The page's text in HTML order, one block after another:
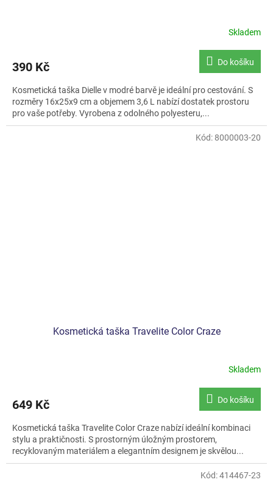
Skladem
390 Kč Do košíku
Kosmetická taška Dielle v modré barvě je ideální pro cestování. S
rozměry 16x25x9 cm a objemem 3,6 L nabízí dostatek prostoru
pro vaše potřeby. Vyrobena z odolného polyesteru,...
Kosmetická taška Travelite Color Craze
Skladem
649 Kč Do košíku
Kosmetická taška Travelite Color Craze nabízí ideální kombinaci
stylu a praktičnosti. S prostorným úložným prostorem,
recyklovaným materiálem a elegantním designem je skvělou...
Kód: 8000003-20
Kód:414467-23